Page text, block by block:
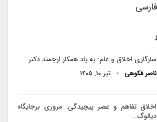
سازگاری اخلاق و علم: به یاد همکار ارجمند دکتر…
فکوهی تیر ۱۰, ۱۴۰۵
اخلاق تفاهم و عصر پیچیدگی: مروری برجایگاه
دیالوگ…